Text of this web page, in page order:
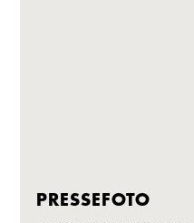
PRESSEFOTO